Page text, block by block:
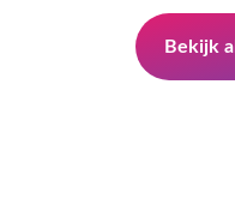
Bekijk